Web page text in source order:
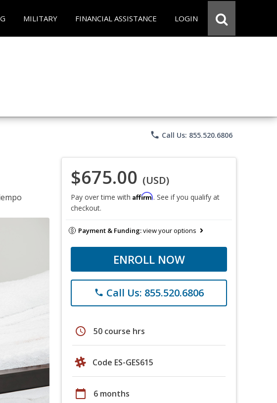
MILITARY FINANCIAL ASSISTANCE LOGIN
phone Call Us: 855.520.6806
$675.00 (USD)
Pay over time with Affirm. See if you qualify at
checkout.
Payment & Funding:view your options
ENROLL NOW
phone Call Us: 855.520.6806
schedule 50 course hrs
Code ES-GES615
calendar_today 6 months